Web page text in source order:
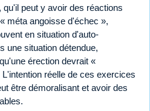
peut y avoir des réactions
méta angoisse d'échec »,
en situation d'auto-
une situation détendue,
érection devrait «
réelle de ces exercices
être démoralisant et avoir des